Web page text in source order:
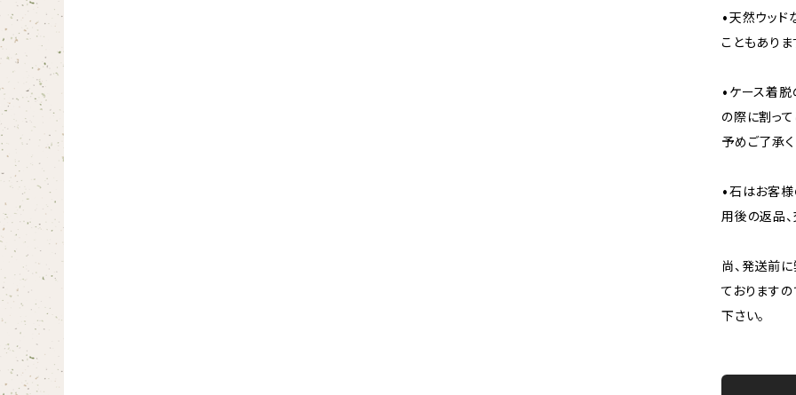
•天然ウッド
こともあり
•ケース着脱
の際に割っ
予めご了承
•石はお客様
用後の返品
尚、発送前
ております
下さい。